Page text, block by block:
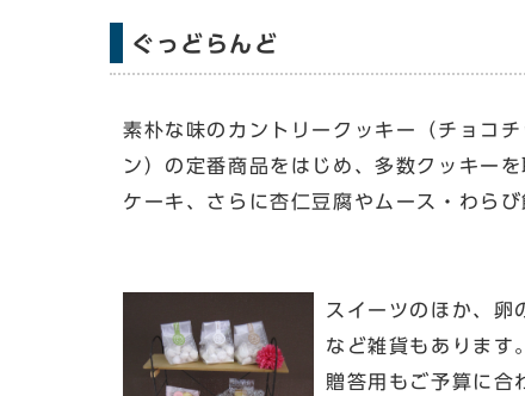
ぐっどらんど
素朴な味のカントリークッキー（チョコ
ン）の定番商品をはじめ、多数クッキー
ケーキ、さらに杏仁豆腐やムース・わら
スイーツのほか、卵
など雑貨もあります。
贈答用もご予算に合